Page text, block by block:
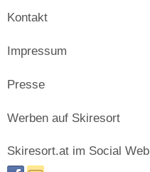
Kontakt
Impressum
Presse
Werben auf Skiresort
Skiresort.at im Social Web